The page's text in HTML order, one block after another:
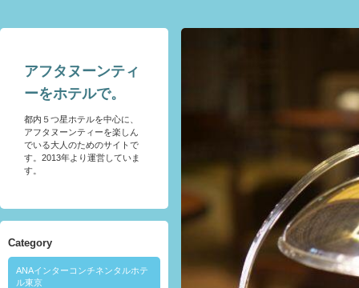
アフタヌーンティ
ーをホテルで。
都内５つ星ホテルを中心に、
アフタヌーンティーを楽しん
でいる大人のためのサイトで
す。2013年より運営していま
す。
Category
ANAインターコンチネンタルホテ
ル東京